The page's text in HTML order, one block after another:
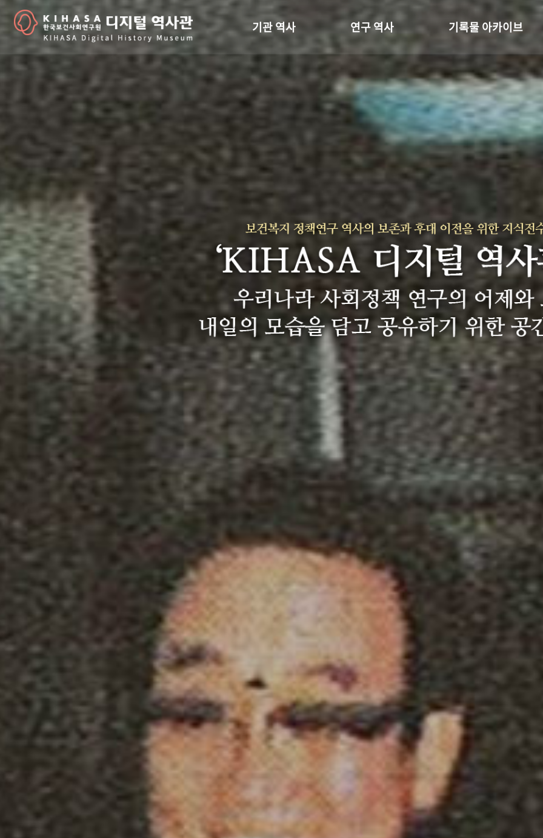
기관 역사
걸어온 길
연구원 사람들
연구 역사
정책과 연구
키워드로 보는 연구 역사
연구자들
간행물 변천사
기록물 아카이브
사진 아카이브
문서 기록물
행정박물
영상 기록물